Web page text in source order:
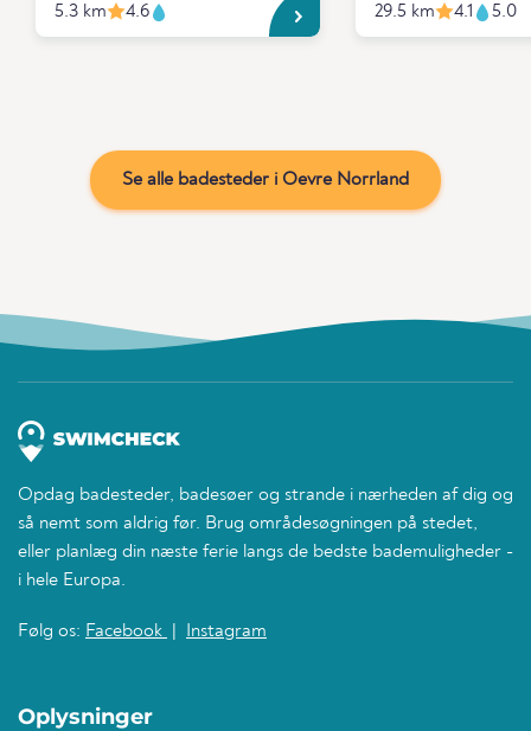
5.3 km 4.6 29.5 km 4.1 5.0
Se alle badesteder i Oevre Norrland
Opdag badesteder, badesøer og strande i nærheden af dig og
så nemt som aldrig før. Brug områdesøgningen på stedet,
eller planlæg din næste ferie langs de bedste bademuligheder -
i hele Europa.
Følg os: Facebook Instagram
Oplysninger